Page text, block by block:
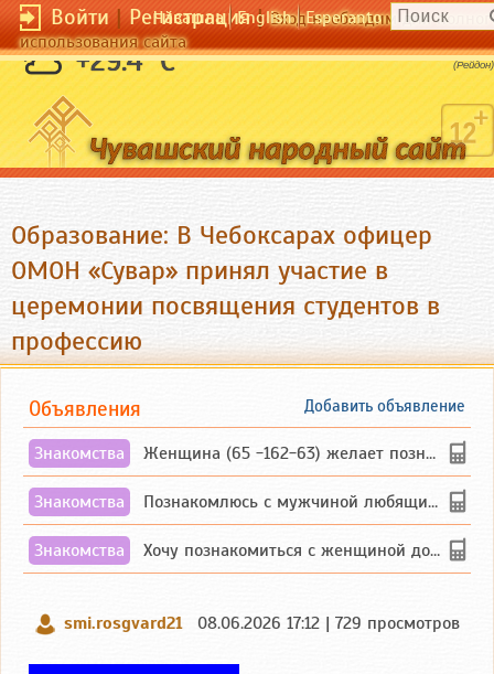
Войти|Регистрация|Вход необходим для
использования сайта
Чӑвашла English Esperanto
+29.4 °C Гением нужно родиться.
(Рейдон)
Образование: В Чебоксарах офицер
ОМОН «Сувар» принял участие в
церемонии посвящения студентов в
профессию
Добавить объявление
Объявления
Знакомства Женщина (65 -162-63) желает познакомиться с одиноким, добродушным, без вредных ...
Знакомства Познакомлюсь с мужчиной любящим танцевать и петь на родном чувашском языке
Знакомства Хочу познакомиться с женщиной до 55 лет чувашской или русской национальности дл...
smi.rosgvard21 08.06.2026 17:12 | 729 просмотров